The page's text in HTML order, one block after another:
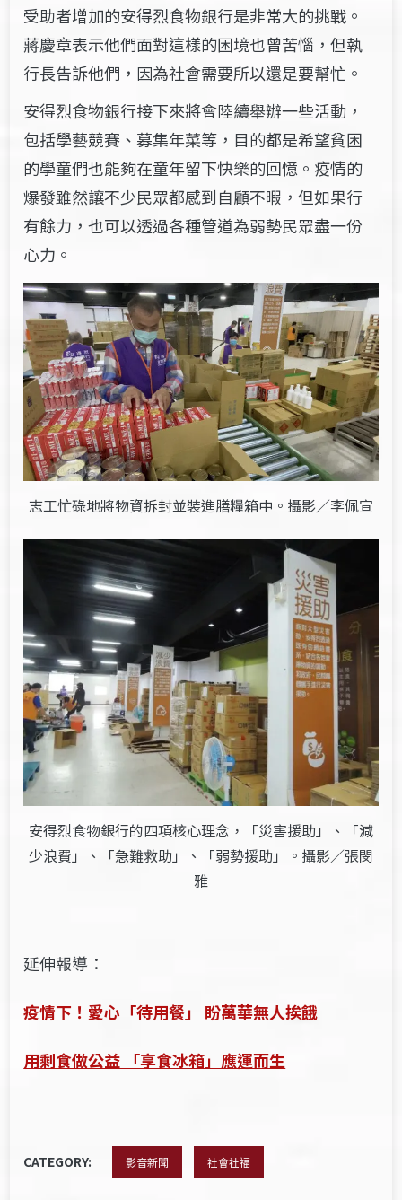
受助者增加的安得烈食物銀行是非常大的挑戰。
蔣慶章表示他們面對這樣的困境也曾苦惱，但執
行長告訴他們，因為社會需要所以還是要幫忙。
安得烈食物銀行接下來將會陸續舉辦一些活動，
包括學藝競賽、募集年菜等，目的都是希望貧困
的學童們也能夠在童年留下快樂的回憶。疫情的
爆發雖然讓不少民眾都感到自顧不暇，但如果行
有餘力，也可以透過各種管道為弱勢民眾盡一份
心力。
志工忙碌地將物資拆封並裝進膳糧箱中。攝影／李佩宣
安得烈食物銀行的四項核心理念，「災害援助」、「減
少浪費」、「急難救助」、「弱勢援助」。攝影／張閔
雅
延伸報導：
疫情下！愛心「待用餐」 盼萬華無人挨餓
用剩食做公益 「享食冰箱」應運而生
CATEGORY: 影音新聞 社會社福